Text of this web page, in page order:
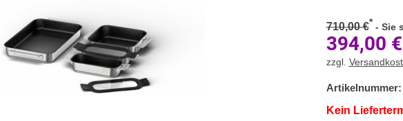
710,00 €* - Sie
394,00 €
zzgl.
Artikelnummer:
Kein